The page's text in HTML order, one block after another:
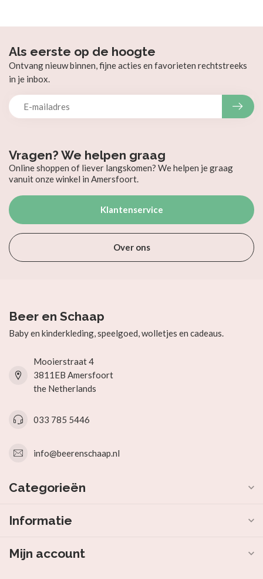
Vragen? We helpen graag
Online shoppen of liever langskomen? We helpen je graag
vanuit onze winkel in Amersfoort.
Klantenservice
Over ons
Als eerste op de hoogte
Ontvang nieuw binnen, fijne acties en favorieten rechtstreeks
in je inbox.
Beer en Schaap
Baby en kinderkleding, speelgoed, wolletjes en cadeaus.
Mooierstraat 4
3811EB Amersfoort
the Netherlands
033 785 5446
info@beerenschaap.nl
Categorieën
Informatie
Mijn account